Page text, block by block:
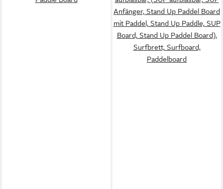
Anfänger, Stand Up Paddel Board
mit Paddel, Stand Up Paddle, SUP
Board, Stand Up Paddel Board),
Surfbrett, Surfboard,
Paddelboard